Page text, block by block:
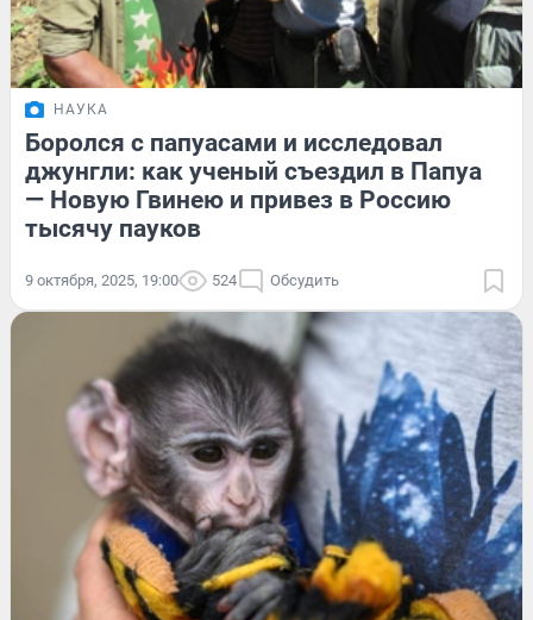
НАУКА
Боролся с папуасами и исследовал
джунгли: как ученый съездил в Папуа
— Новую Гвинею и привез в Россию
тысячу пауков
9 октября, 2025, 19:00 524 Обсудить